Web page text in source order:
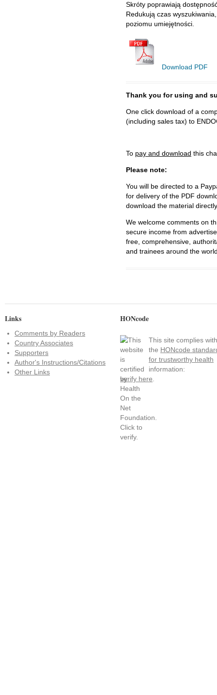
Skróty poprawiają
Redukują czas
poziomu umiejętności.
Download PDF
Thank you for using and
One click download of a
(including sales tax) to
To pay and download this
Please note:
You will be directed to a
for delivery of the PDF
download the material
We welcome comments on
secure income from
free, comprehensive,
and trainees around the
Links
Comments by Readers
Country Associates
Supporters
Author's Instructions/Citations
Other Links
HONcode
This site complies with
the HONcode
for trustworthy health
information:
verify here